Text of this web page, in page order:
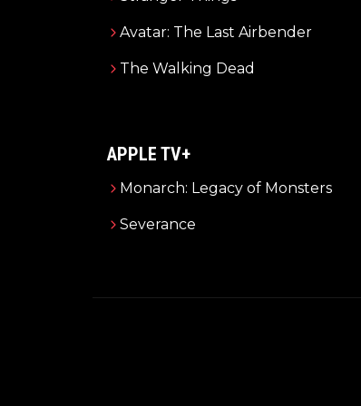
Avatar: The Last Airbender
The Walking Dead
APPLE TV+
Monarch: Legacy of Monsters
Severance